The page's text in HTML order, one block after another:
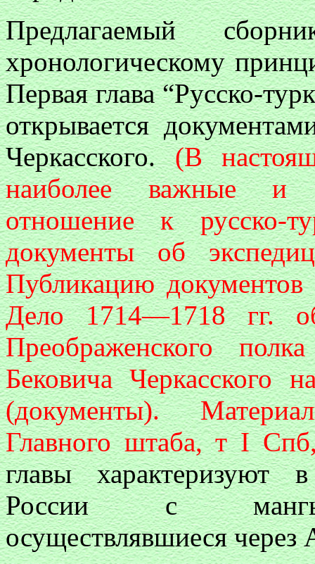
Предлагаемый
хронологическому
Первая глава “Русско-
открывается
Черкасского.(В
наиболее важные и
отношение к русско-
документы об
Публикацию
Дело 1714—1718 гг.
Преображенского
Бековича
(документы).
Главного штаба, т I
главы характеризуют
России с
осуществлявшиеся через